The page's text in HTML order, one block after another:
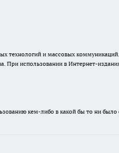
технологий и массовых
При использовании в Интернет-
кем-либо в какой бы то ни